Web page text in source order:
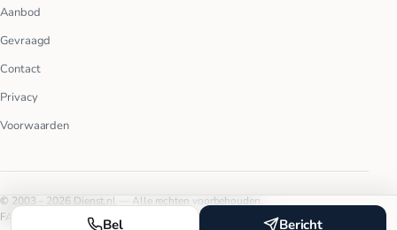
Bel Bericht
Aanbod
Gevraagd
Contact
Privacy
Voorwaarden
© 2003 – 2026 Dienst.nl — Alle rechten voorbehouden.
FAQ
Voorwaarden